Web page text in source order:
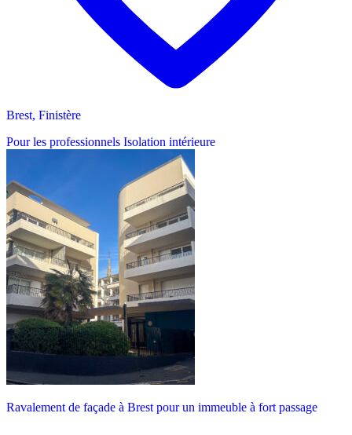
Brest, Finistère
Pour les professionnels Isolation intérieure
Ravalement de façade à Brest pour un immeuble à fort passage